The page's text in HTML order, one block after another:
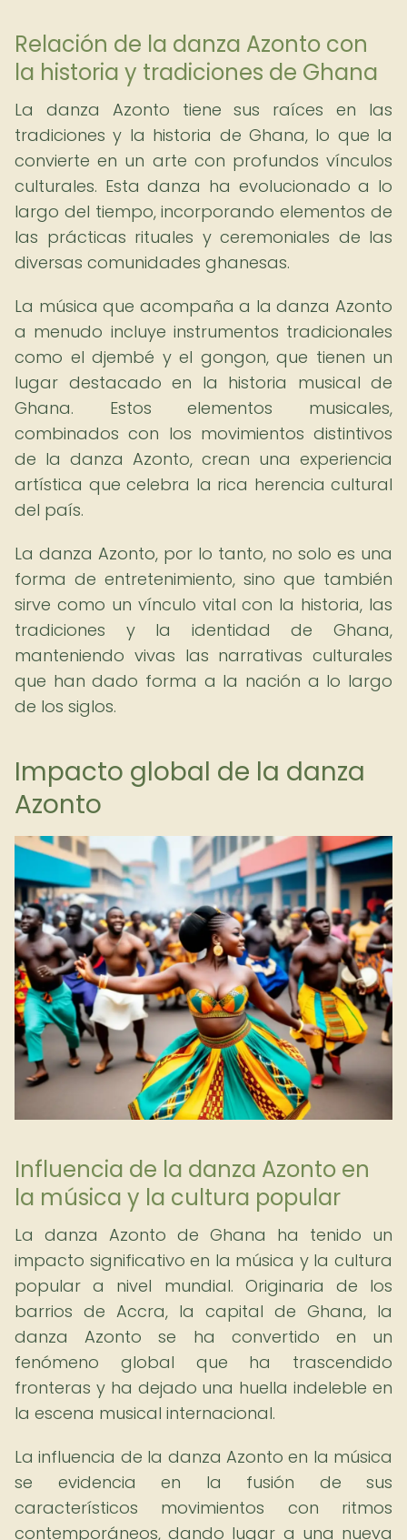
Relación de la danza Azonto con
la historia y tradiciones de Ghana
La danza Azonto tiene sus raíces en las
tradiciones y la historia de Ghana, lo que la
convierte en un arte con profundos vínculos
culturales. Esta danza ha evolucionado a lo
largo del tiempo, incorporando elementos de
las prácticas rituales y ceremoniales de las
diversas comunidades ghanesas.
La música que acompaña a la danza Azonto
a menudo incluye instrumentos tradicionales
como el djembé y el gongon, que tienen un
lugar destacado en la historia musical de
Ghana. Estos elementos musicales,
combinados con los movimientos distintivos
de la danza Azonto, crean una experiencia
artística que celebra la rica herencia cultural
del país.
La danza Azonto, por lo tanto, no solo es una
forma de entretenimiento, sino que también
sirve como un vínculo vital con la historia, las
tradiciones y la identidad de Ghana,
manteniendo vivas las narrativas culturales
que han dado forma a la nación a lo largo
de los siglos.
Impacto global de la danza
Azonto
Influencia de la danza Azonto en
la música y la cultura popular
La danza Azonto de Ghana ha tenido un
impacto significativo en la música y la cultura
popular a nivel mundial. Originaria de los
barrios de Accra, la capital de Ghana, la
danza Azonto se ha convertido en un
fenómeno global que ha trascendido
fronteras y ha dejado una huella indeleble en
la escena musical internacional.
La influencia de la danza Azonto en la música
se evidencia en la fusión de sus
característicos movimientos con ritmos
contemporáneos, dando lugar a una nueva